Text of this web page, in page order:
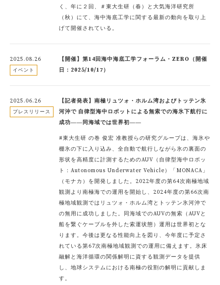
く、年に２回、＃東大生研（春）と大気海洋研究所
（秋）にて、海中海底工学に関する最新の動向を取り上
げて開催されている。
2025.08.26
イベント
【開催】第14回海中海底工学フォーラム・ZERO（開催
日：2025/10/17）
2025.06.26
プレスリリース
【記者発表】南極リュツォ・ホルム湾およびトッテン氷
河沖で 自律型海中ロボットによる無索での海氷下航行に
成功――同海域では世界初――
#東大生研 の巻 俊宏 准教授らの研究グループは、海氷や
棚氷の下に入り込み、全自動で航行しながら氷の裏面の
形状を高精度に計測するためのAUV（自律型海中ロボッ
ト：Autonomous Underwater Vehicle）「MONACA」
（モナカ）を開発しました。2022年度の第64次南極地域
観測より南極海での運用を開始し、2024年度の第66次南
極地域観測ではリュツォ・ホルム湾とトッテン氷河沖で
の無用に成功しました。同海域でのAUVの無索（AUVと
船を繋ぐケーブルを外した索運状態）運用は世界初とな
ります。今後は更なる性能向上を図り、今年度に予定さ
れている第67次南極地域観測での運用に備えます。氷床
融解と海洋循環の関係解明に資する観測データを提供
し、地球システムにおける南極の役割の解明に貢献しま
す。